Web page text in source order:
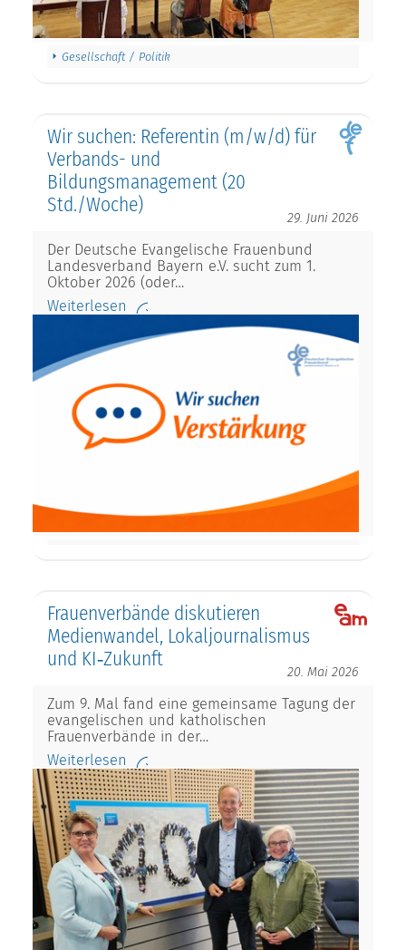
Gesellschaft / Politik
Wir suchen: Referentin (m/w/d) für
Verbands- und
Bildungsmanagement (20
Std./Woche)
29. Juni 2026
Der Deutsche Evangelische Frauenbund
Landesverband Bayern e.V. sucht zum 1.
Oktober 2026 (oder…
Weiterlesen
Frauenverbände diskutieren
Medienwandel, Lokaljournalismus
und KI‑Zukunft
20. Mai 2026
Zum 9. Mal fand eine gemeinsame Tagung der
evangelischen und katholischen
Frauenverbände in der…
Weiterlesen